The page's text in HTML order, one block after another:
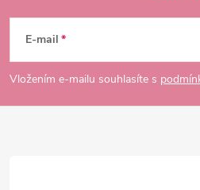
p
a
E-mail
Vložením e-mailu souhlasíte s